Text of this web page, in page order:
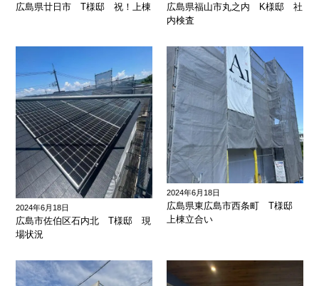
広島県廿日市 T様邸 祝！上棟
広島県福山市丸之内 K様邸 社
内検査
2024年6月18日
広島市佐伯区石内北 T様邸 現
場状況
2024年6月18日
広島県東広島市西条町 T様邸
上棟立合い